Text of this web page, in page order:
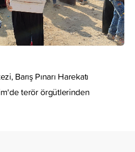
Barış Pınarı Harekatı
terör örgütlerinden